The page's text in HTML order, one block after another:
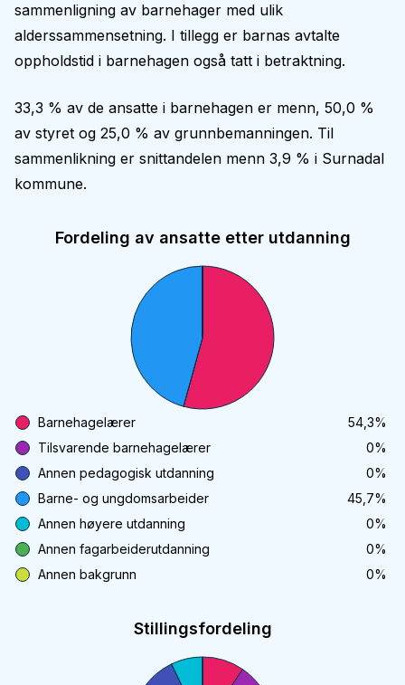
sammenligning av barnehager med ulik
alderssammensetning. I tillegg er barnas avtalte
oppholdstid i barnehagen også tatt i betraktning.
33,3 % av de ansatte i barnehagen er menn, 50,0 %
av styret og 25,0 % av grunnbemanningen. Til
sammenlikning er snittandelen menn 3,9 % i Surnadal
kommune.
Fordeling av ansatte etter utdanning
Barnehagelærer 54,3%
Tilsvarende barnehagelærer
0%
Annen pedagogisk utdanning
0%
Barne- og ungdomsarbeider
45,7%
Annen høyere utdanning
0%
Annen fagarbeiderutdanning
0%
Annen bakgrunn
0%
Stillingsfordeling